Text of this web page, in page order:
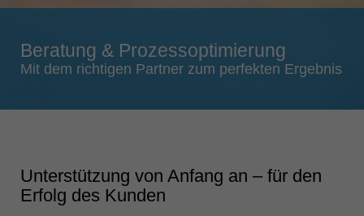
Slovenija
Suomi
english
Beratung & Prozessoptimierung
Mit dem richtigen Partner zum perfekten Ergebnis
Unterstützung von Anfang an – für den
Erfolg des Kunden